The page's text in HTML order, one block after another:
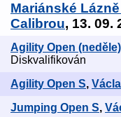
Mariánské
Calibrou, 13. 09.
Agility Open
Diskvalifikován
Agility Open S,
Jumping Open S,